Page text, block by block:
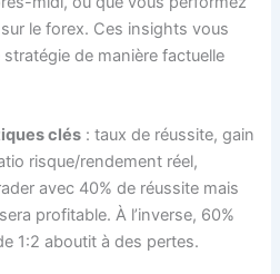
le forex. Ces insights vous
de manière factuelle
clés : taux de réussite, gain
risque/rendement réel,
avec 40% de réussite mais
profitable. À l’inverse, 60%
1:2 aboutit à des pertes.